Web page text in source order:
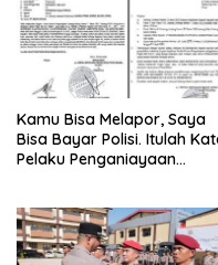
Kamu Bisa Melapor, Saya
Bisa Bayar Polisi. Itulah
Pelaku Penganiayaan
Ini Belum Di Tangkap